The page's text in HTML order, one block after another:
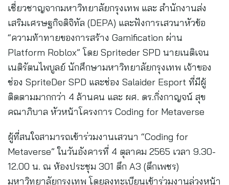
เชี่ยวชาญจากมหาวิทยาลัยกรุงเทพ และ สำนักงานส่ง
เสริมเศรษฐกิจดิจิทัล (DEPA) และฟังการเสวนาหัวข้อ
“ความท้าทายของการสร้าง Gamification ผ่าน
Platform Roblox” โดย Spriteder SPD นายเนติเจน
เนติรัตนไพบูลย์ นักศึกษามหาวิทยาลัยกรุงเทพ เจ้าของ
ช่อง SpriteDer SPD และช่อง Salaider Esport ที่มีผู้
ติดตามมากกว่า 4 ล้านคน และ ผศ. ดร.กิ่งกาญจน์ สุข
คณาภิบาล หัวหน้าโครงการ Coding for Metaverse
ผู้ที่สนใจสามารถเข้าร่วมงานเสวนา “Coding for
Metaverse” ในวันอังคารที่ 4 ตุลาคม 2565 เวลา 9.30-
12.00 น. ณ ห้องประชุม 301 ตึก A3 (ตึกเพชร)
มหาวิทยาลัยกรุงเทพ โดยลงทะเบียนเข้าร่วมงานล่วงหน้า